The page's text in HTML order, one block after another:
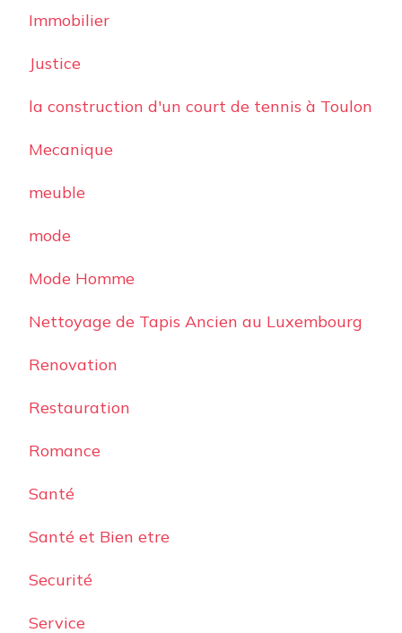
Immobilier
Justice
la construction d'un court de tennis à Toulon
Mecanique
meuble
mode
Mode Homme
Nettoyage de Tapis Ancien au Luxembourg
Renovation
Restauration
Romance
Santé
Santé et Bien etre
Securité
Service